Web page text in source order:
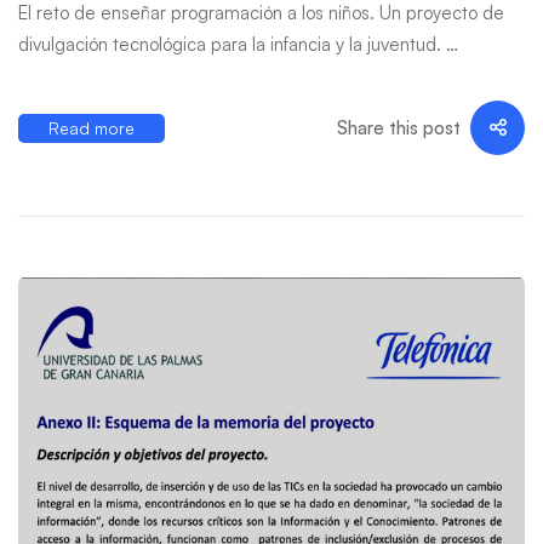
El reto de enseñar programación a los niños. Un proyecto de
divulgación tecnológica para la infancia y la juventud. …
Read more Share this post